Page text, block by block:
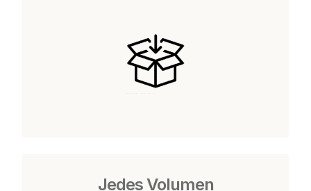
Jedes Volumen